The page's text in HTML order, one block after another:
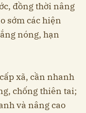
đồng thời nâng
sớm các hiện
nóng, hạn
xã, cần nhanh
chống thiên tai;
và nâng cao